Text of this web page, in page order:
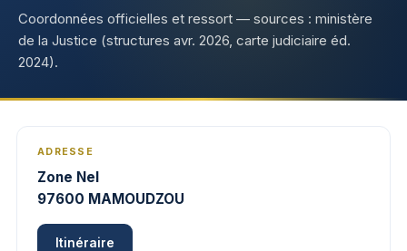
Coordonnées officielles et ressort — sources : ministère
de la Justice (structures avr. 2026, carte judiciaire éd.
2024).
ADRESSE
Zone Nel
97600 MAMOUDZOU
Itinéraire